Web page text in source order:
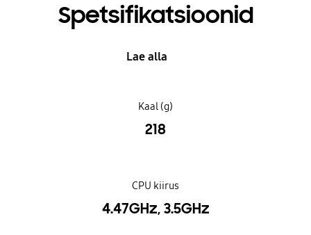
Spetsifikatsioonid
Lae alla
Kaal (g)
218
CPU kiirus
4.47GHz, 3.5GHz